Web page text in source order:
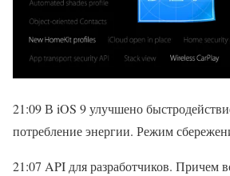
21:09 В iOS 9 улучшено
потребление энергии. Режим
21:07 API для разработчиков. Причем